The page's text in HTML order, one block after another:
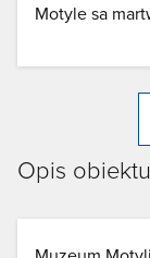
Motyle sa
Opis obiektu